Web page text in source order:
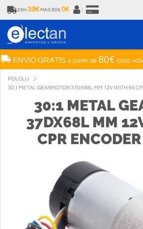
24H 3.9€ MAS 80€ 0€
ENVIO GRATISa partir de 80€ (Solo
POLOLU
30:1 METAL GEARMOTOR 37DX68L MM 12V WITH 64
30:1 METAL
37DX68L MM
CPR